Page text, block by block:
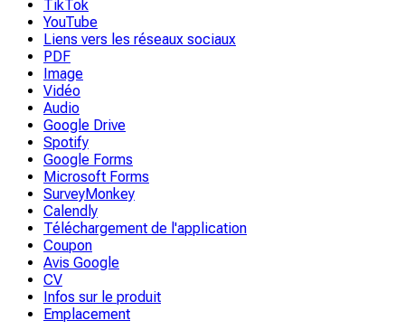
TikTok
YouTube
Liens vers les réseaux sociaux
PDF
Image
Vidéo
Audio
Google Drive
Spotify
Google Forms
Microsoft Forms
SurveyMonkey
Calendly
Téléchargement de l'application
Coupon
Avis Google
CV
Infos sur le produit
Emplacement